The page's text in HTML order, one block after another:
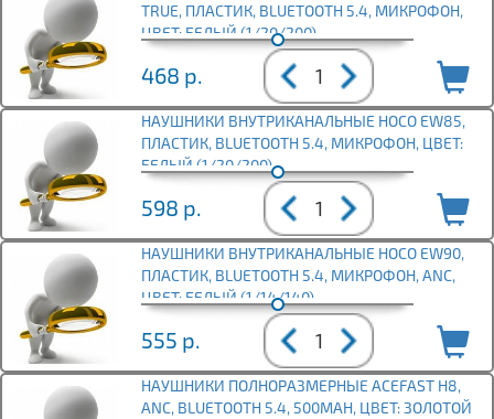
TRUE, ПЛАСТИК, BLUETOOTH 5.4, МИКРОФОН,
ЦВЕТ: БЕЛЫЙ (1/20/200)
468 р.
НАУШНИКИ ВНУТРИКАНАЛЬНЫЕ HOCO EW85,
ПЛАСТИК, BLUETOOTH 5.4, МИКРОФОН, ЦВЕТ:
БЕЛЫЙ (1/20/200)
598 р.
НАУШНИКИ ВНУТРИКАНАЛЬНЫЕ HOCO EW90,
ПЛАСТИК, BLUETOOTH 5.4, МИКРОФОН, ANC,
ЦВЕТ: БЕЛЫЙ (1/14/140)
555 р.
НАУШНИКИ ПОЛНОРАЗМЕРНЫЕ ACEFAST H8,
ANC, BLUETOOTH 5.4, 500MAH, ЦВЕТ: ЗОЛОТОЙ